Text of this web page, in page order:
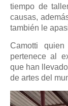
tiempo de
causas,
también le
Camotti
pertenece al
que han
de artes del